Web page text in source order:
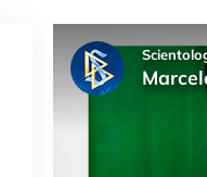
Inne i en Kyrka
Scientologys
En introduktion